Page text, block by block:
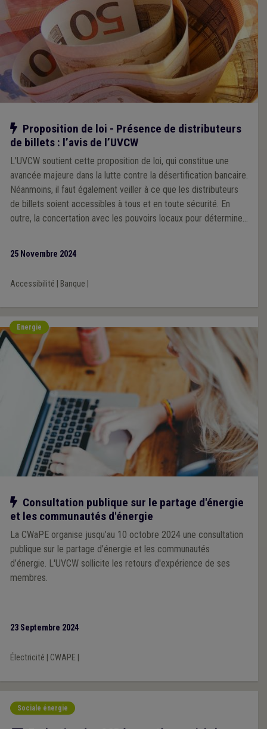
Notre action
Proposition de loi - Présence de distributeurs
de billets : l’avis de l’UVCW
L'UVCW soutient cette proposition de loi, qui constitue une
avancée majeure dans la lutte contre la désertification bancaire.
Néanmoins, il faut également veiller à ce que les distributeurs
de billets soient accessibles à tous et en toute sécurité. En
outre, la concertation avec les pouvoirs locaux pour déterminer
25 Novembre 2024
Accessibilité Banque
Energie
Notre action
Consultation publique sur le partage d'énergie
et les communautés d'énergie
La CWaPE organise jusqu’au 10 octobre 2024 une consultation
publique sur le partage d’énergie et les communautés
d’énergie. L'UVCW sollicite les retours d'expérience de ses
membres.
23 Septembre 2024
Électricité CWAPE
Sociale énergie